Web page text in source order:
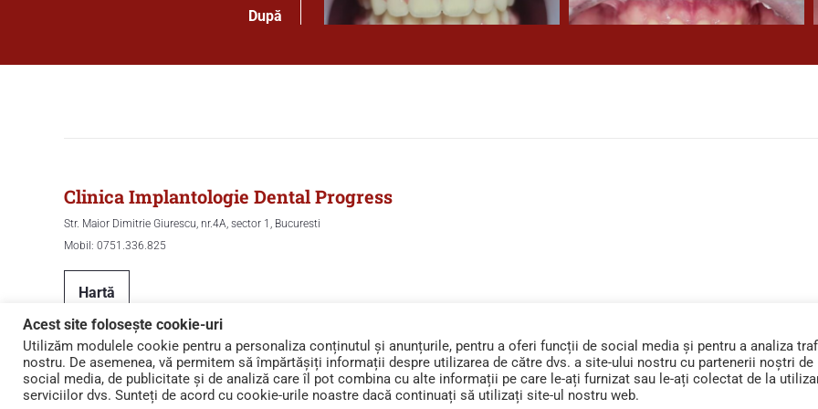
După
Acest site folosește cookie-uri
Utilizăm modulele cookie pentru a personaliza conținutul și anunțurile, pentru a oferi funcții de social media și pentru a analiza
nostru. De asemenea, vă permitem să împărtășiți informații despre utilizarea de către dvs. a site-ului nostru cu partenerii noștri de
social media, de publicitate și de analiză care îl pot combina cu alte informații pe care le-ați furnizat sau le-ați colectat de la
serviciilor dvs. Sunteți de acord cu cookie-urile noastre dacă continuați să utilizați site-ul nostru web.
Clinica Implantologie Dental Progress
Str. Maior Dimitrie Giurescu, nr.4A, sector 1, Bucuresti
Mobil: 0751.336.825
Hartă